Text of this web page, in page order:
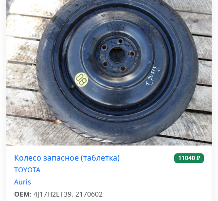
Колесо запасное (таблетка) 11040 ₽
TOYOTA
Auris
OEM: 4J17H2ET39. 2170602